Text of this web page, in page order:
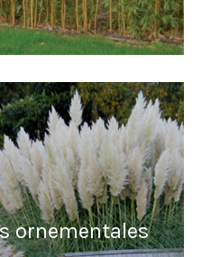
ornementales